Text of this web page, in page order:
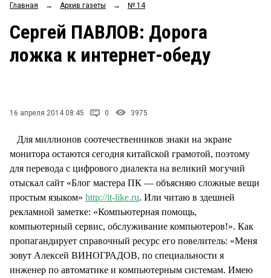
ОБЩЕСТВО
ЗАКОН
НОВОСТИ КОМПАНИЙ
СТИЛЬ ЖИЗНИ
Рейтинги
Блоги
Главная → Архив газеты → № 14
Сергей ПАВЛОВ: Дорога
ложка к интернет-обеду
16 апреля 2014 08:45 0 3975
Для миллионов соотечественников знаки на экране
монитора остаются сегодня китайской грамотой, поэтому
для перевода с цифрового диалекта на великий могучий
отыскал сайт «Блог мастера ПК — объясняю сложные вещи
простым языком» http://it-like.ru. Или читаю в здешней
рекламной заметке: «Компьютерная помощь,
компьютерный сервис, обслуживание компьютеров!». Как
пропагандирует справочный ресурс его повелитель: «Меня
зовут Алексей ВИНОГРАДОВ, по специальности я
инженер по автоматике и компьютерным системам. Имею